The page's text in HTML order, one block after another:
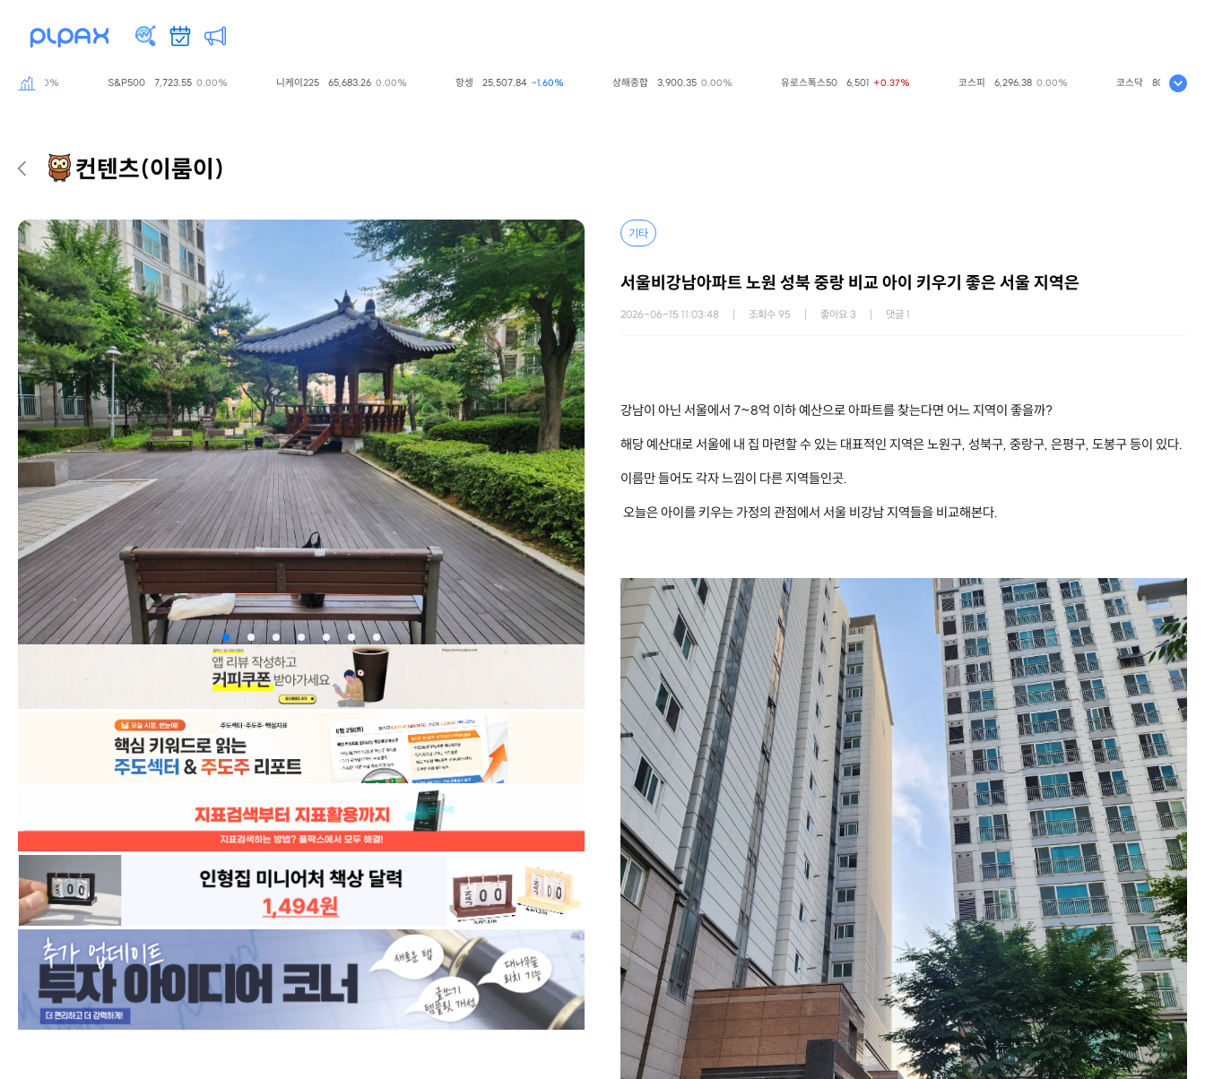
7,723.55 0.00% 니케이225 65,683.26 0.00% 25,507.84 -1.60% 3,900.35 0.00% 유로스톡스50 6,501 +0.37% 6,296.38 0.00% 801.67 0.00%
컨텐츠(이룸이)
기타
서울비강남아파트 노원 성북 중랑 비교 아이 키우기 좋은 서울 지역은
2026-06-15 11:03:48 조회수 95 좋아요 3 댓글 1
강남이 아닌 서울에서 7~8억 이하 예산으로 아파트를 찾는다면 어느 지역이 좋을까?
해당 예산대로 서울에 내 집 마련할 수 있는 대표적인 지역은 노원구, 성북구, 중랑구, 은평구, 도봉구 등이 있다.
이름만 들어도 각자 느낌이 다른 지역들인곳.
오늘은 아이를 키우는 가정의 관점에서 서울 비강남 지역들을 비교해본다.